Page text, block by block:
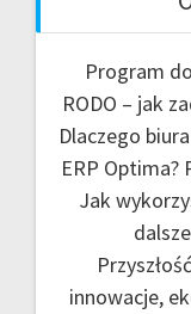
Program
RODO – jak
Dlaczego
ERP Optima?
Jak
innowacje,